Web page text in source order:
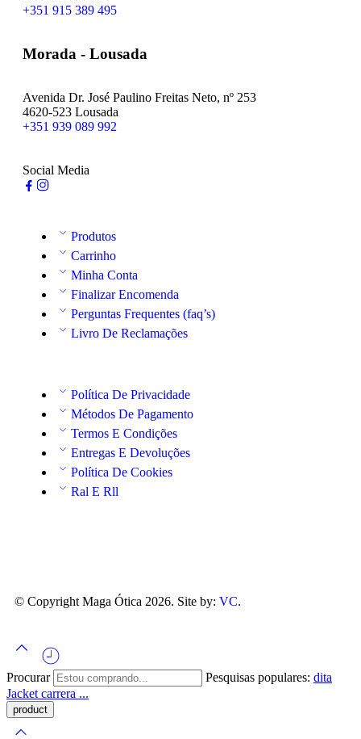
+351 915 389 495
Morada - Lousada
Avenida Dr. José Paulino Freitas Neto, nº 253
4620-523 Lousada
+351 939 089 992
Social Media
Produtos
Carrinho
Minha Conta
Finalizar Encomenda
Perguntas Frequentes (faq’s)
Livro De Reclamações
Política De Privacidade
Métodos De Pagamento
Termos E Condições
Entregas E Devoluções
Política De Cookies
Ral E Rll
© Copyright Maga Ótica 2026. Site by: VC.
Procurar Pesquisas populares: dita
Jacket carrera ...